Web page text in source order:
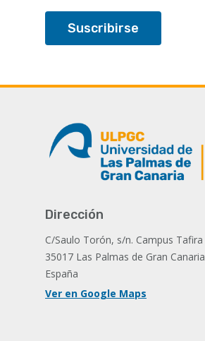
Dirección
C/Saulo Torón, s/n. Campus Tafira
35017 Las Palmas de Gran Canaria
España
Ver en Google Maps